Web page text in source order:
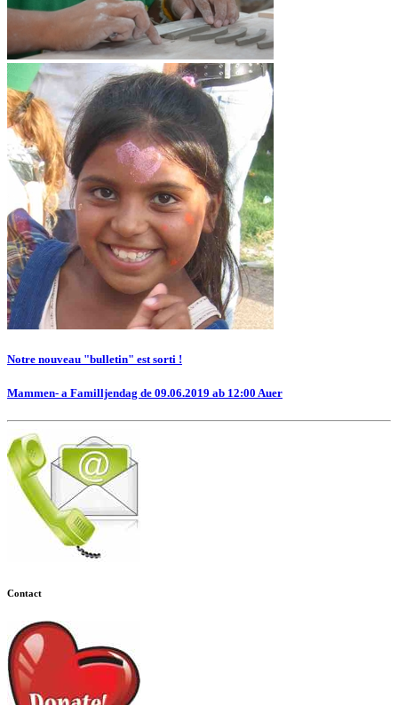
Notre nouveau "bulletin" est sorti !
Mammen- a Familljendag de 09.06.2019 ab 12:00 Auer
Contact